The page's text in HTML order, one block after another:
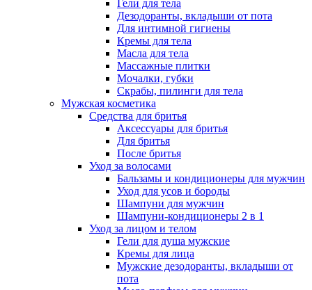
Гели для тела
Дезодоранты, вкладыши от пота
Для интимной гигиены
Кремы для тела
Масла для тела
Массажные плитки
Мочалки, губки
Скрабы, пилинги для тела
Мужская косметика
Средства для бритья
Аксессуары для бритья
Для бритья
После бритья
Уход за волосами
Бальзамы и кондиционеры для мужчин
Уход для усов и бороды
Шампуни для мужчин
Шампуни-кондиционеры 2 в 1
Уход за лицом и телом
Гели для душа мужские
Кремы для лица
Мужские дезодоранты, вкладыши от
пота